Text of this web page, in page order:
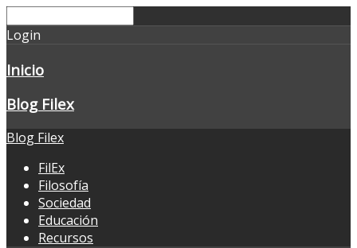
Login
Inicio
Blog Filex
Blog Filex
FilEx
Filosofía
Sociedad
Educación
Recursos